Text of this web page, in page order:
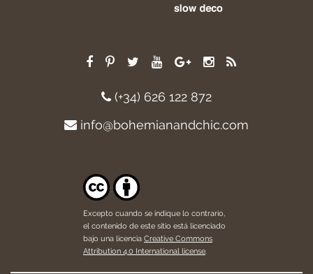
(+34) 626 122 872
info@bohemianandchic.com
Excepto cuando se indique lo contrario,
el contenido de este sitio está licenciado
bajo una licencia Creative Commons
Attribution 4.0 International license.